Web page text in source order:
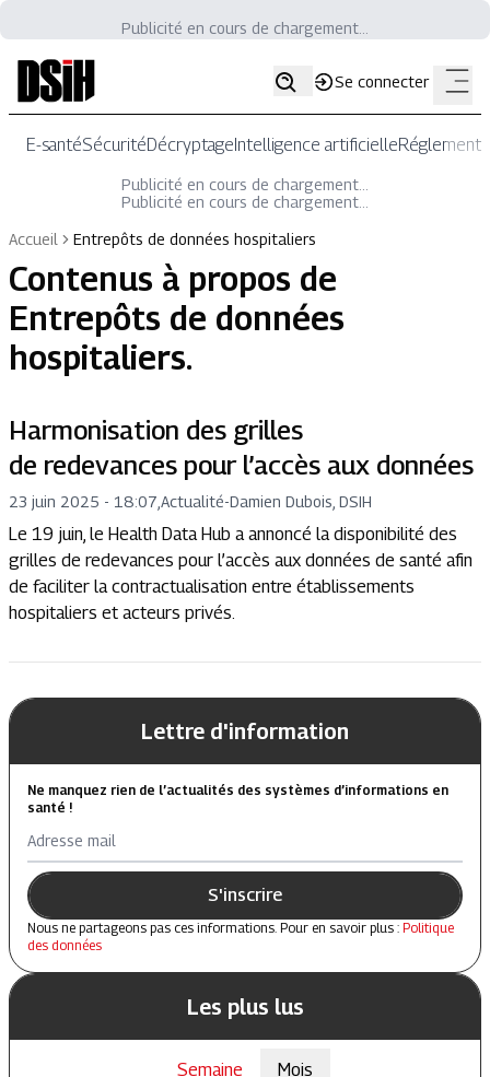
Publicité en cours de chargement...
Se connecter
E-santéSécuritéDécryptageIntelligence artificielle
Publicité en cours de chargement...
Publicité en cours de chargement...
Accueil
Entrepôts de données hospitaliers
Contenus à propos de
Entrepôts de données
hospitaliers.
Harmonisation des grilles
de redevances pour l’accès aux données
23 juin 2025 - 18:07 Actualité-Damien Dubois, DSIH
Le 19 juin, le Health Data Hub a annoncé la disponibilité des
grilles de redevances pour l’accès aux données de santé afin
de faciliter la contractualisation entre établissements
hospitaliers et acteurs privés.
Lettre d'information
Ne manquez rien de l’actualités des systèmes d’informations en
santé !
Adresse mail
S'inscrire
Nous ne partageons pas ces informations. Pour en savoir plus : Politique
des données
Les plus lus
Semaine Mois